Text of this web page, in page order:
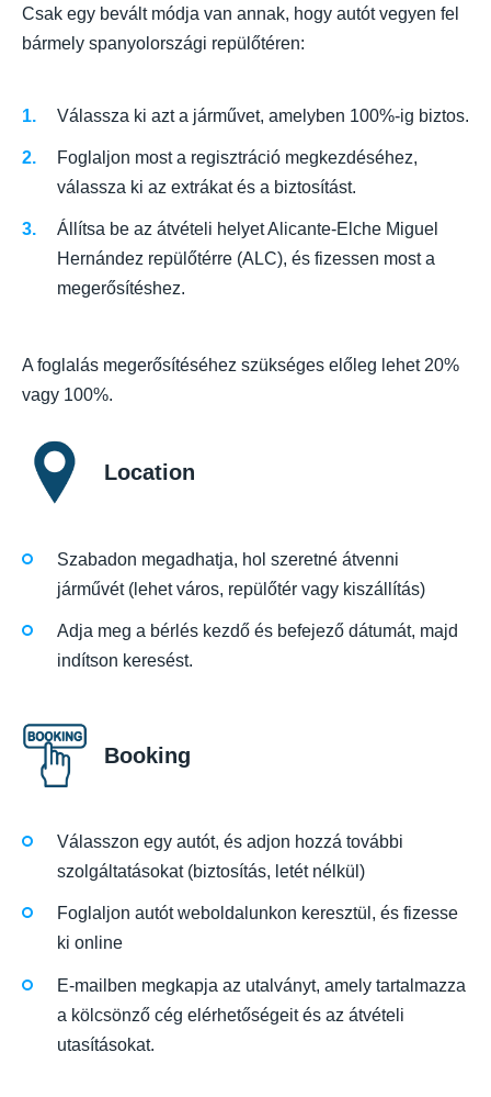
Csak egy bevált módja van annak, hogy autót vegyen fel
bármely spanyolországi repülőtéren:
Válassza ki azt a járművet, amelyben 100%-ig biztos.
Foglaljon most a regisztráció megkezdéséhez,
válassza ki az extrákat és a biztosítást.
Állítsa be az átvételi helyet Alicante-Elche Miguel
Hernández repülőtérre (ALC), és fizessen most a
megerősítéshez.
A foglalás megerősítéséhez szükséges előleg lehet 20%
vagy 100%.
Location
Szabadon megadhatja, hol szeretné átvenni
járművét (lehet város, repülőtér vagy kiszállítás)
Adja meg a bérlés kezdő és befejező dátumát, majd
indítson keresést.
Booking
Válasszon egy autót, és adjon hozzá további
szolgáltatásokat (biztosítás, letét nélkül)
Foglaljon autót weboldalunkon keresztül, és fizesse
ki online
E-mailben megkapja az utalványt, amely tartalmazza
a kölcsönző cég elérhetőségeit és az átvételi
utasításokat.